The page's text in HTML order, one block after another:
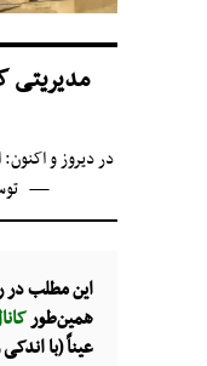
مدیریتی
دردیروز و اکنون:
این مطلب در
همین‌طور
عیناً (با